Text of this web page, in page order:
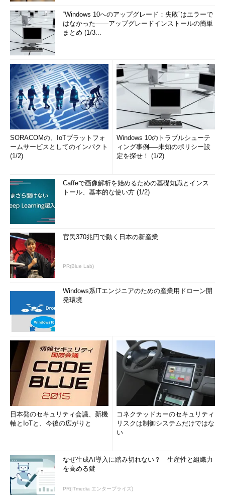
“Windows 10へのアップグレード：失敗”はエラーで
はなかった――アップグレードインストールの簡単
まとめ (1/3...
SORACOMの、IoTプラットフォ
ームサービスとしてのインパクト
(1/2)
Windows 10のトラブルシューテ
ィング事例──未知のポリシー設
定を探せ！ (1/2)
Caffeで画像解析を始めるための基礎知識とインス
トール、基本的な使い方 (1/2)
官民370兆円で動く日本の新産業
PR(Blue Lab)
Windows系ITエンジニアのための産業用ドローン開
発環境
日本発のセキュリティ会議、新機
軸とIoTと、今後の広がりと
コネクテッドカーのセキュリティ
リスクは制御システムだけではな
い
なぜ生成AI導入に踏み切れない？ 生産性と組織力
を高める鍵
PR(ITmedia エンタープライズ)